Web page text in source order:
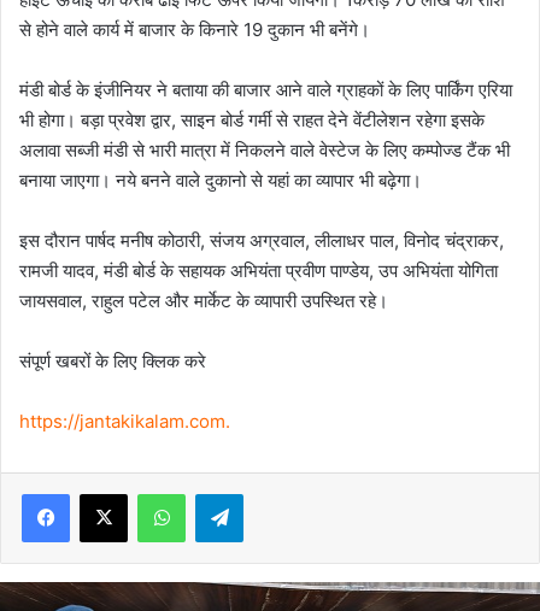
से होने वाले कार्य में बाजार के किनारे 19 दुकान भी बनेंगे।
मंडी बोर्ड के इंजीनियर ने बताया की बाजार आने वाले ग्राहकों के लिए पार्किंग एरिया
भी होगा। बड़ा प्रवेश द्वार, साइन बोर्ड गर्मी से राहत देने वेंटीलेशन रहेगा इसके
अलावा सब्जी मंडी से भारी मात्रा में निकलने वाले वेस्टेज के लिए कम्पोज्ड टैंक भी
बनाया जाएगा। नये बनने वाले दुकानो से यहां का व्यापार भी बढ़ेगा।
इस दौरान पार्षद मनीष कोठारी, संजय अग्रवाल, लीलाधर पाल, विनोद चंद्राकर,
रामजी यादव, मंडी बोर्ड के सहायक अभियंता प्रवीण पाण्डेय, उप अभियंता योगिता
जायसवाल, राहुल पटेल और मार्केट के व्यापारी उपस्थित रहे।
संपूर्ण खबरों के लिए क्लिक करे
https://jantakikalam.com.
Facebook
X WhatsAppTelegram